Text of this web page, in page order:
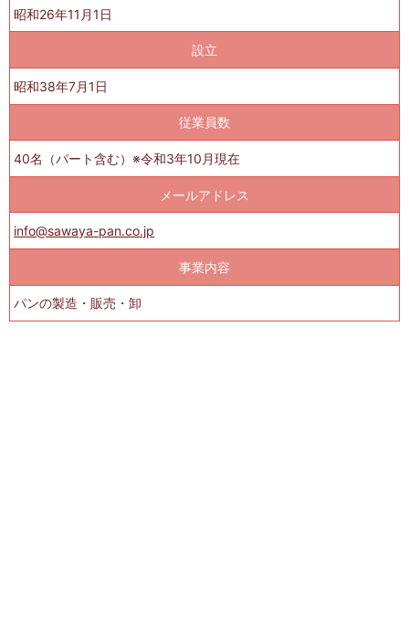
昭和26年11月1日
設立
昭和38年7月1日
従業員数
40名（パート含む）※令和3年10月現在
メールアドレス
info@sawaya-pan.co.jp
事業内容
パンの製造・販売・卸